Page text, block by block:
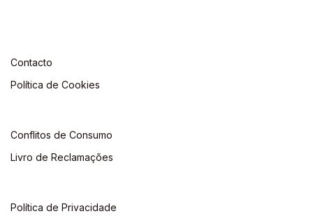
Contacto
Política de Cookies
Conflitos de Consumo
Livro de Reclamações
Política de Privacidade